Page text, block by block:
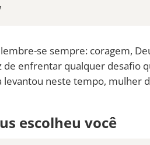
se sempre: coragem,
de enfrentar qualquer desafio
levantou neste tempo, mulher
escolheu você